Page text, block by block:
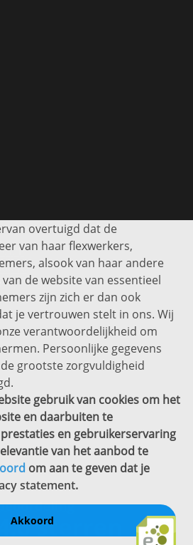
301
overtuigd dat de
van haar flexwerkers,
alsook van haar andere
de website van essentieel
zijn zich er dan ook
je vertrouwen stelt in ons. Wij
verantwoordelijkheid om
Persoonlijke gegevens
grootste zorgvuldigheid
gebruik van cookies om het
en daarbuiten te
en gebruikerservaring
van het aanbod te
om aan te geven dat je
statement.
Akkoord